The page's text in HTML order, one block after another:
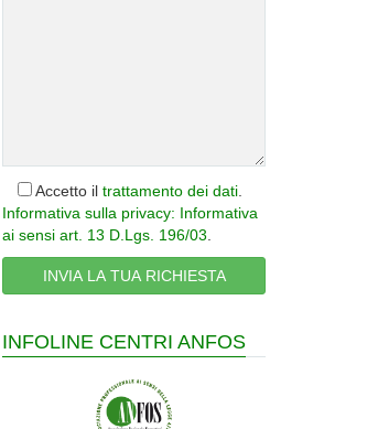
Accetto il trattamento dei dati
Informativa sulla privacy: Informativa
ai sensi art. 13 D.Lgs. 196/03
INFOLINE CENTRI ANFOS